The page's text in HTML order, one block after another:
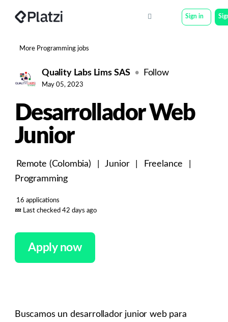
Sign in
More Programming jobs
Quality Labs Lims SAS Follow
May 05, 2023
Desarrollador Web
Junior
Remote (Colombia) Junior Freelance
Programming
16 applications
💤 Last checked 42 days ago
Apply now
Buscamos un desarrollador junior web para